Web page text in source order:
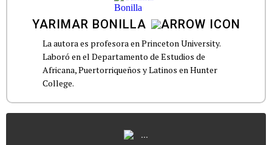
YARIMAR BONILLA
La autora es profesora en Princeton University.
Laboró en el Departamento de Estudios de
Africana, Puertorriqueños y Latinos en Hunter
College.
...